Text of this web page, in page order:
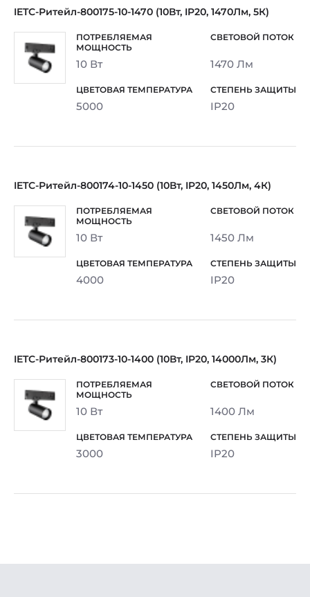
IETC-Ритейл-800175-10-1470 (10Вт, IP20, 1470Лм, 5К)
10 Вт 1470 Лм
5000 IP20
IETC-Ритейл-800174-10-1450 (10Вт, IP20, 1450Лм, 4К)
10 Вт 1450 Лм
4000 IP20
IETC-Ритейл-800173-10-1400 (10Вт, IP20, 14000Лм, 3К)
10 Вт 1400 Лм
3000 IP20